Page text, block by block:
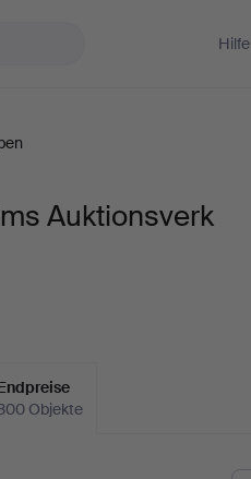
Hilfe
Auktionsverk
Objekte